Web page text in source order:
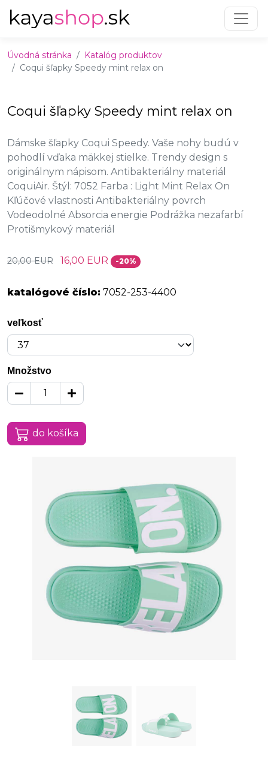
Úvodná stránka
Katalóg produktov
Coqui šľapky Speedy mint relax on
Coqui šľapky Speedy mint relax on
Dámske šľapky Coqui Speedy. Vaše nohy budú v
pohodlí vďaka mäkkej stielke. Trendy design s
originálnym nápisom. Antibakteriálny materiál
CoquiAir. Štýl: 7052 Farba : Light Mint Relax On
Kľúčové vlastnosti Antibakteriálny povrch
Vodeodolné Absorcia energie Podrážka nezafarbí
Protišmykový materiál
20,00 EUR 16,00 EUR -20%
katalógové číslo: 7052-253-4400
veľkosť
Množstvo
do košíka